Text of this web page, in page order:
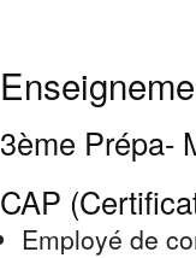
3ème Prépa-
CAP
Employé de